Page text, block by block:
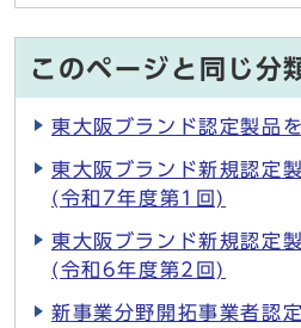
このページと同じ分
東大阪ブランド認定製品
東大阪ブランド新規認定
(令和7年度第1回)
東大阪ブランド新規認定
(令和6年度第2回)
新事業分野開拓事業者認